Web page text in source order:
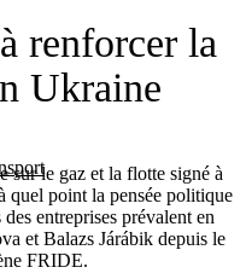
renforcer la
Ukraine
sur le gaz et la flotte signé à
quel point la pensée politique
entreprises prévalent en
et Balazs Járábik depuis le
FRIDE.